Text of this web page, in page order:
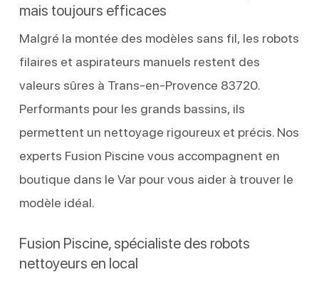
mais toujours efficaces
Malgré la montée des modèles sans fil, les robots
filaires et aspirateurs manuels restent des
valeurs sûres à Trans-en-Provence 83720.
Performants pour les grands bassins, ils
permettent un nettoyage rigoureux et précis. Nos
experts Fusion Piscine vous accompagnent en
boutique dans le Var pour vous aider à trouver le
modèle idéal.
Fusion Piscine, spécialiste des robots
nettoyeurs en local